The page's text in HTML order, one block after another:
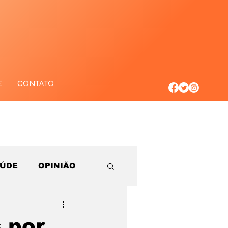
CONTATO
OPINIÃO